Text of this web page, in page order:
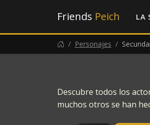
Friends Peich LA
Personajes
Descubre todos los
muchos otros se han